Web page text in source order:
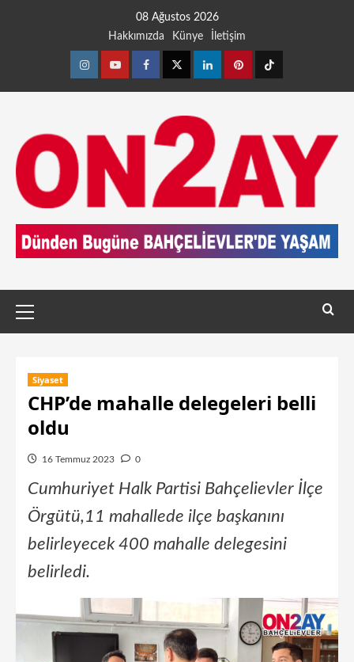
08 Ağustos 2026
Hakkımızda
Künye İletişim
Siyaset
CHP’de mahalle delegeleri belli
oldu
16 Temmuz 2023 0
Cumhuriyet Halk Partisi Bahçelievler İlçe
Örgütü,11 mahallede ilçe başkanını
belirleyecek 400 mahalle delegesini
belirledi.